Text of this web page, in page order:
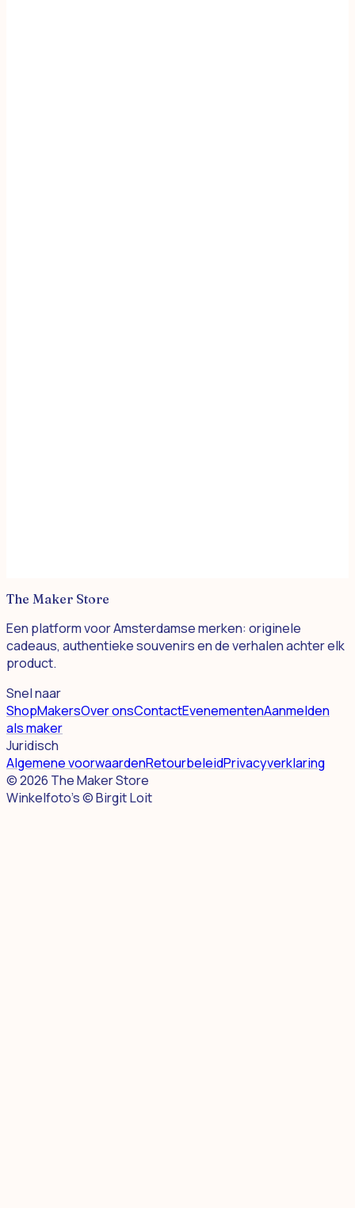
The Maker Store
Een platform voor Amsterdamse merken: originele
cadeaus, authentieke souvenirs en de verhalen achter elk
product.
Snel naar
ShopMakersOver onsContactEvenementenAanmelden
als maker
Juridisch
Algemene voorwaardenRetourbeleidPrivacyverklaring
©2026 The Maker Store
Winkelfoto's © Birgit Loit